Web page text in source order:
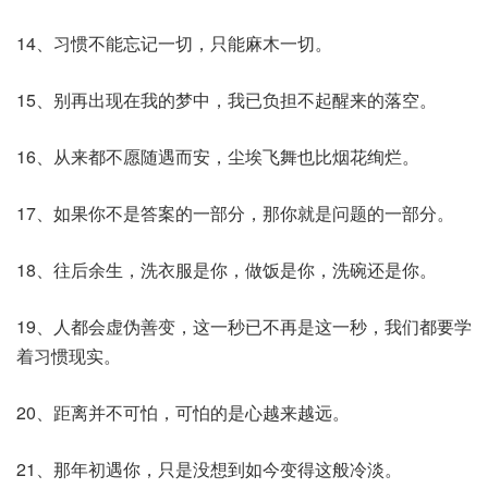
14、习惯不能忘记一切，只能麻木一切。
15、别再出现在我的梦中，我已负担不起醒来的落空。
16、从来都不愿随遇而安，尘埃飞舞也比烟花绚烂。
17、如果你不是答案的一部分，那你就是问题的一部分。
18、往后余生，洗衣服是你，做饭是你，洗碗还是你。
19、人都会虚伪善变，这一秒已不再是这一秒，我们都要学
着习惯现实。
20、距离并不可怕，可怕的是心越来越远。
21、那年初遇你，只是没想到如今变得这般冷淡。